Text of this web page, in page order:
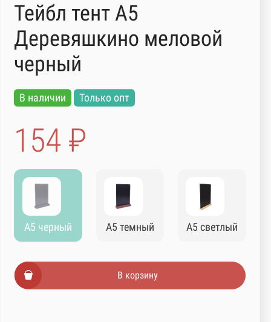
Тейбл тент А5
Деревяшкино меловой
черный
В наличии Только опт
154 ₽
А5 черный А5 темный А5 светлый
В корзину